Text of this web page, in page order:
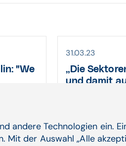
"We
1.2
31.03.23
„Die
und damit
öffnen sich
andere Technologien ein.
der Auswahl „Alle